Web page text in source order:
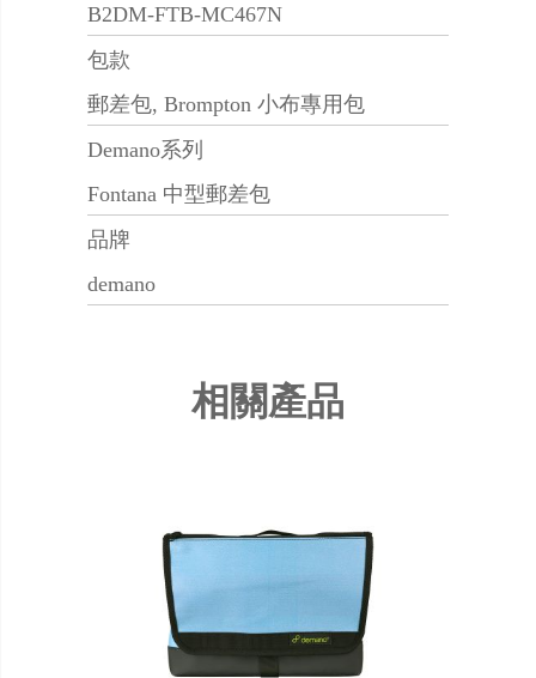
B2DM-FTB-MC467N
包款
郵差包, Brompton 小布專用包
Demano系列
Fontana 中型郵差包
品牌
demano
相關產品